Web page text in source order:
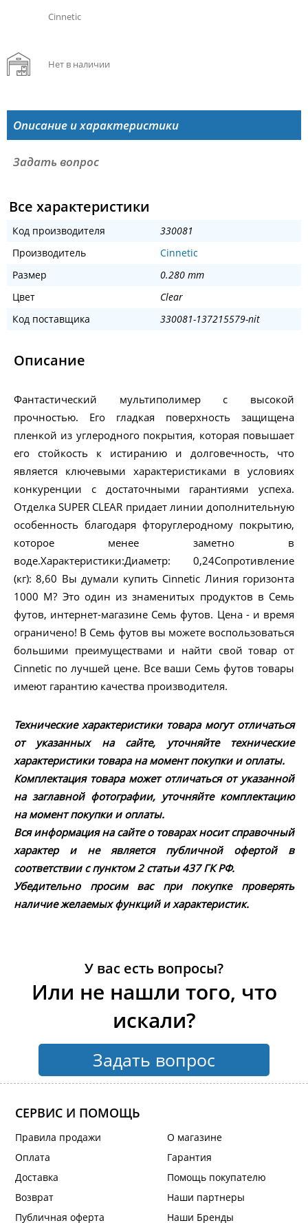
Cinnetic
Нет в наличии
Описание и характеристики
Задать вопрос
Все характеристики
Код производителя
330081
Производитель
Cinnetic
Размер
0.280 mm
Цвет
Clear
Код поставщика
330081-137215579-nit
Описание
Фантастический мультиполимер с высокой
прочностью. Его гладкая поверхность защищена
пленкой из углеродного покрытия, которая повышает
его стойкость к истиранию и долговечность, что
является ключевыми характеристиками в условиях
конкуренции с достаточными гарантиями успеха.
Отделка SUPER CLEAR придает линии дополнительную
особенность благодаря фторуглеродному покрытию,
которое менее заметно в
воде.Характеристики:Диаметр: 0,24Сопротивление
(кг): 8,60 Вы думали купить Cinnetic Линия горизонта
1000 M? Это один из знаменитых продуктов в Семь
футов, интернет-магазине Семь футов. Цена - и время
ограничено! В Семь футов вы можете воспользоваться
большими преимуществами и найти свой товар от
Cinnetic по лучшей цене. Все ваши Семь футов товары
имеют гарантию качества производителя.
Технические характеристики товара могут отличаться
от указанных на сайте, уточняйте технические
характеристики товара на момент покупки и оплаты.
Комплектация товара может отличаться от указанной
на заглавной фотографии, уточняйте комплектацию
на момент покупки и оплаты.
Вся информация на сайте о товарах носит справочный
характер и не является публичной офертой в
соответствии с пунктом 2 статьи 437 ГК РФ.
Убедительно просим вас при покупке проверять
наличие желаемых функций и характеристик.
У вас есть вопросы?
Или не нашли того, что
искали?
Задать вопрос
СЕРВИС И ПОМОЩЬ
Правила продажи
Оплата
Доставка
Возврат
Публичная оферта
О магазине
Гарантия
Помощь покупателю
Наши партнеры
Наши Бренды